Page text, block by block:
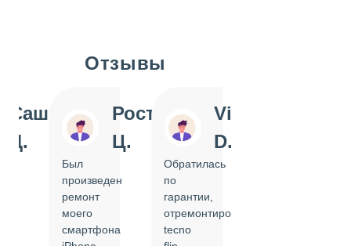
Отзывы
Саша
Д.
Ростислав
Ц.
Был
произведен
ремонт
моего
смартфона
Vi
D.
Обратилась
по
гарантии,
отремонтировать
tecno